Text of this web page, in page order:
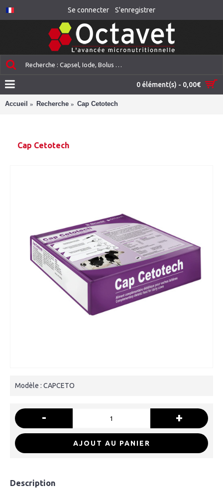
Se connecter S'enregistrer
0 élément(s) - 0,00€
Accueil Recherche Cap Cetotech
Cap Cetotech
Modèle : CAPCETO
- +
AJOUT AU PANIER
Description